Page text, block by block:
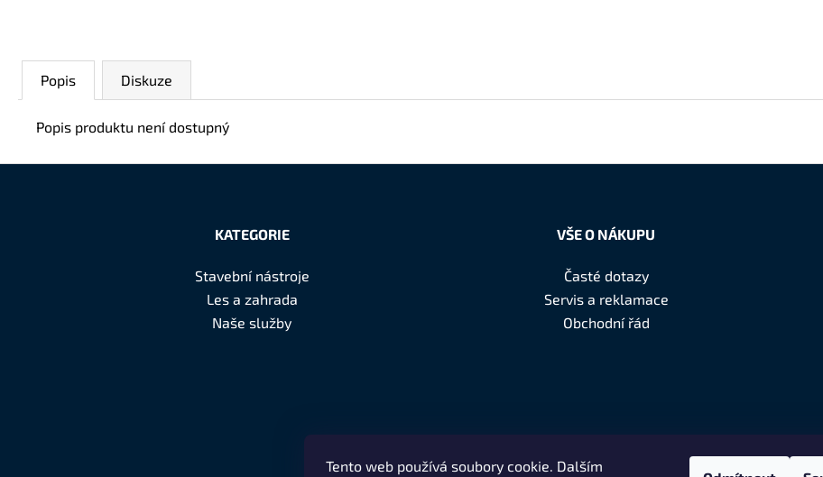
Tento web používá soubory cookie. Dalším
Popis Diskuze
Popis produktu není dostupný
KATEGORIE
Stavební nástroje
Les a zahrada
Naše služby
VŠE O NÁKUPU
Časté dotazy
Servis a reklamace
Obchodní řád